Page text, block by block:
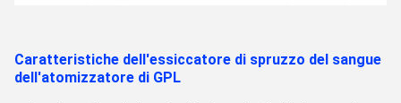
Caratteristiche dell'essiccatore di spruzzo del sangue
dell'atomizzatore di GPL